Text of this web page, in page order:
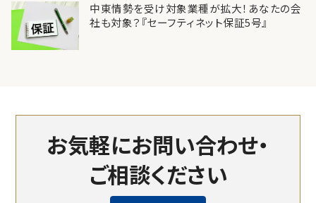
中東情勢を受け対象業種が拡大！あなたの会
社も対象？『セーフティネット保証5号』
お気軽にお問い合わせ・
ご相談ください